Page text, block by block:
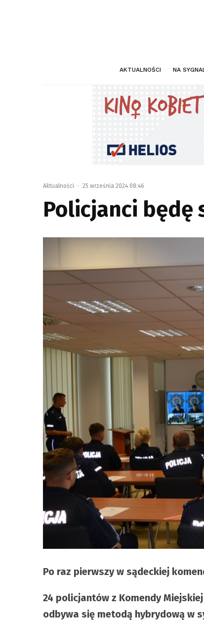
AKTUALNOŚCI NA
Aktualności · 25 września 2024 08:46
Policjanci będę
Po raz pierwszy w sądeckiej
24 policjantów z Komendy
odbywa się metodą hybrydową w